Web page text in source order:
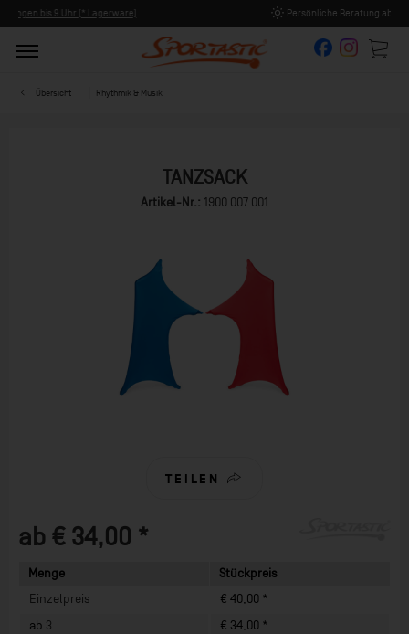
Persönliche Beratung ab 8:00 Uhr Früh (Mo-Fr)
Übersicht Rhythmik & Musik
TANZSACK
Artikel-Nr.: 1900 007 001
TEILEN
ab € 34,00 *
Menge
Stückpreis
Einzelpreis
€ 40,00 *
ab 3 € 34,00 *